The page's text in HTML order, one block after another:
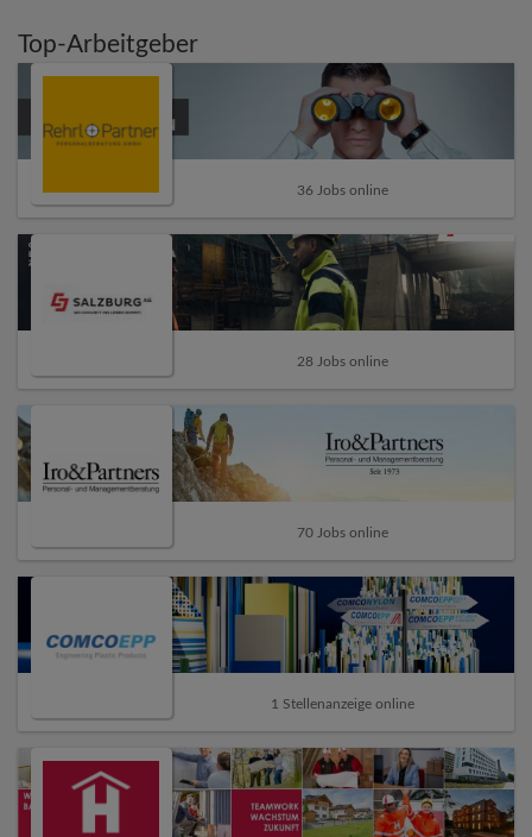
Top-Arbeitgeber
36 Jobs online
28 Jobs online
70 Jobs online
1 Stellenanzeige online